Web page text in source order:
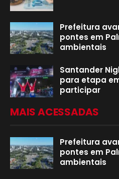
Prefeitura
pontes em
ambientais
Santander
para etapa
participar
MAIS ACESSADAS
Prefeitura
pontes em
ambientais